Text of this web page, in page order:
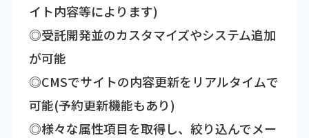
イト内容等によります)
◎受託開発並のカスタマイズやシステム追加
が可能
◎CMSでサイトの内容更新をリアルタイムで
可能(予約更新機能もあり)
◎様々な属性項目を取得し、絞り込んでメー